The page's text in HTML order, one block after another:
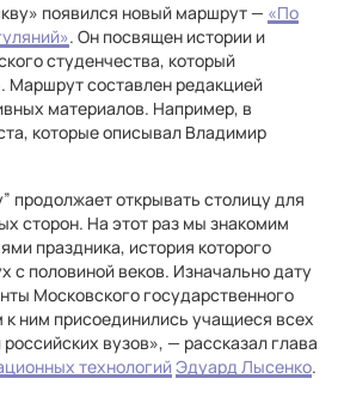
появился новый маршрут — «По
. Он посвящен истории и
студенчества, который
Маршрут составлен редакцией
материалов. Например, в
которые описывал Владимир
продолжает открывать столицу для
сторон. На этот раз мы знакомим
праздника, история которого
с половиной веков. Изначально дату
Московского государственного
к ним присоединились учащиеся всех
вузов», — рассказал глава
технологий Эдуард Лысенко.